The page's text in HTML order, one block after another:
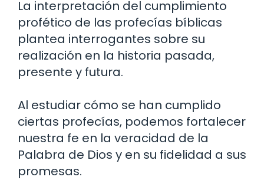
La interpretación del cumplimiento
profético de las profecías bíblicas
plantea interrogantes sobre su
realización en la historia pasada,
presente y futura.
Al estudiar cómo se han cumplido
ciertas profecías, podemos fortalecer
nuestra fe en la veracidad de la
Palabra de Dios y en su fidelidad a sus
promesas.